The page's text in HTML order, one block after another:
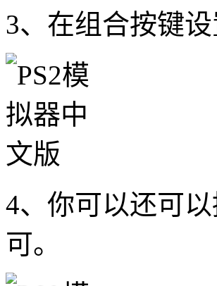
3、在组合按键
4、你可以还可
可。